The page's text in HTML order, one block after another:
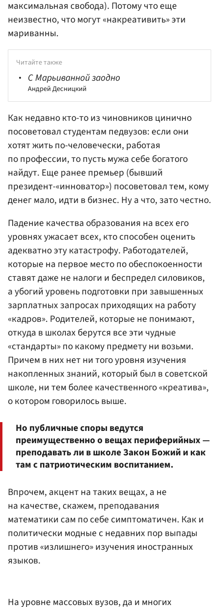
максимальная свобода). Потому что еще
неизвестно, что могут «накреативить» эти
мариванны.
Читайте также
С Марьиванной заодно
Андрей Десницкий
Как недавно кто-то из чиновников цинично
посоветовал студентам педвузов: если они
хотят жить по-человечески, работая
по профессии, то пусть мужа себе богатого
найдут. Еще ранее премьер (бывший
президент-«инноватор») посоветовал тем, кому
денег мало, идти в бизнес. Ну а что, зато честно.
Падение качества образования на всех его
уровнях ужасает всех, кто способен оценить
адекватно эту катастрофу. Работодателей,
которые на первое место по обеспокоенности
ставят даже не налоги и беспредел силовиков,
а убогий уровень подготовки при завышенных
зарплатных запросах приходящих на работу
«кадров». Родителей, которые не понимают,
откуда в школах берутся все эти чудные
«стандарты» по какому предмету ни возьми.
Причем в них нет ни того уровня изучения
накопленных знаний, который был в советской
школе, ни тем более качественного «креатива»,
о котором говорилось выше.
Но публичные споры ведутся
преимущественно о вещах периферийных —
преподавать ли в школе Закон Божий и как
там с патриотическим воспитанием.
Впрочем, акцент на таких вещах, а не
на качестве, скажем, преподавания
математики сам по себе симптоматичен. Как и
политически модные с недавних пор выпады
против «излишнего» изучения иностранных
языков.
На уровне массовых вузов, да и многих